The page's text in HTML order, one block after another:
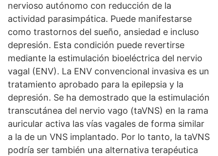
nervioso autónomo con reducción de la
actividad parasimpática. Puede manifestarse
como trastornos del sueño, ansiedad e incluso
depresión. Esta condición puede revertirse
mediante la estimulación bioeléctrica del nervio
vagal (ENV). La ENV convencional invasiva es un
tratamiento aprobado para la epilepsia y la
depresión. Se ha demostrado que la estimulación
transcutánea del nervio vago (taVNS) en la rama
auricular activa las vías vagales de forma similar
a la de un VNS implantado. Por lo tanto, la taVNS
podría ser también una alternativa terapéutica